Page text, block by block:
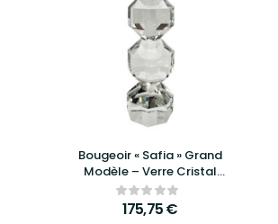
Bougeoir « Safia » Grand
Modèle – Verre Cristal
Transparent | Richmond
Interiors
175,75€